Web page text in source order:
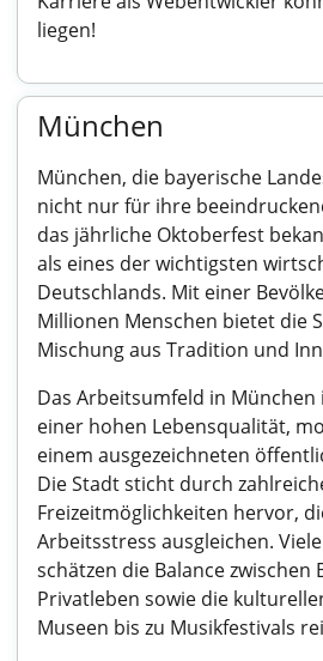
liegen!
München
München, die bayerische
nicht nur für ihre
das jährliche Oktoberfest
als eines der wichtigsten
Deutschlands. Mit einer
Millionen Menschen bietet die
Mischung aus Tradition und
Das Arbeitsumfeld in München
einer hohen Lebensqualität,
einem ausgezeichneten
Die Stadt sticht durch
Freizeitmöglichkeiten hervor,
Arbeitsstress ausgleichen.
schätzen die Balance zwischen
Privatleben sowie die
Museen bis zu Musikfestivals